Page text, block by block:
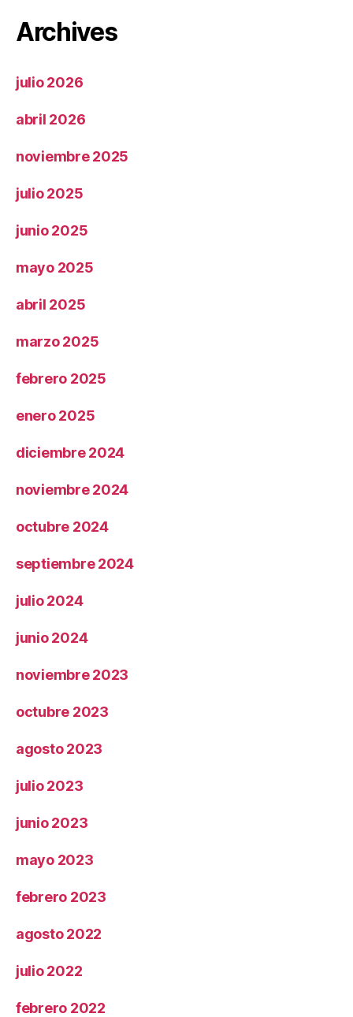
Archives
julio 2026
abril 2026
noviembre 2025
julio 2025
junio 2025
mayo 2025
abril 2025
marzo 2025
febrero 2025
enero 2025
diciembre 2024
noviembre 2024
octubre 2024
septiembre 2024
julio 2024
junio 2024
noviembre 2023
octubre 2023
agosto 2023
julio 2023
junio 2023
mayo 2023
febrero 2023
agosto 2022
julio 2022
febrero 2022